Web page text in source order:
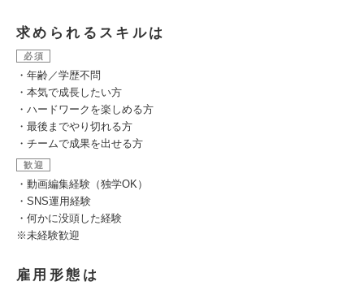
求められるスキルは
必須
・年齢／学歴不問
・本気で成長したい方
・ハードワークを楽しめる方
・最後までやり切れる方
・チームで成果を出せる方
歓迎
・動画編集経験（独学OK）
・SNS運用経験
・何かに没頭した経験
※未経験歓迎
雇用形態は